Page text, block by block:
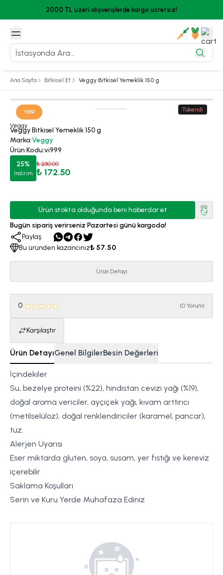
2000 TL üzeri alışverişlerde kargo ücretsiz!
Ana Sayfa Bitkisel Et Veggy Bitkisel Yemeklik 150 g
YENI Tükendi
Veggy
Veggy Bitkisel Yemeklik 150 g
Marka:Veggy
Ürün Kodu:vi999
25%
İndirim
₺ 230.00
₺ 172.50
Ürün stokta olduğunda beni haberdar et
Bugün sipariş verirseniz Pazartesi günü kargoda!
Paylaş
Bu üründen kazancınız₺ 57.50
Ürün Detayı
0 (0 Yorum)
Karşılaştır
Ürün DetayıGenel BilgilerBesin Değerleri
İçindekiler
Su, bezelye proteini (%22), hindistan cevizi yağı (%19),
doğal aroma vericiler, ayçiçek yağı, kıvam arttırıcı
(metilselüloz), doğal renklendiriciler (karamel, pancar),
tuz.
Alerjen Uyarısı
Eser miktarda gluten, soya, susam, yer fıstığı ve kereviz
içerebilir
Saklama Koşulları
Serin ve Kuru Yerde Muhafaza Ediniz